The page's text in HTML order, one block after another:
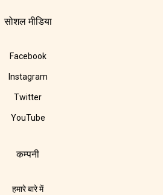
सोशल मीडिया
Facebook
Instagram
Twitter
YouTube
कम्पनी
हमारे बारे में